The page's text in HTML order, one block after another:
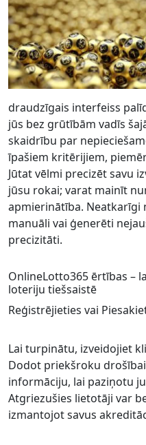
draudzīgais interfeiss
jūs bez grūtībām vadīs
skaidrību par
īpašiem kritērijiem,
Jūtat vēlmi precizēt savu
jūsu rokai; varat mainīt
apmierinātība. Neatkarīgi
manuāli vai ģenerēti
precizitāti.
OnlineLotto365 ērtības –
loteriju tiešsaistē
Reģistrējieties vai
Lai turpinātu, izveidojiet
Dodot priekšroku
informāciju, lai paziņotu
Atgriezušies lietotāji var
izmantojot savus